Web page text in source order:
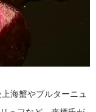
海蟹やブルターニュ